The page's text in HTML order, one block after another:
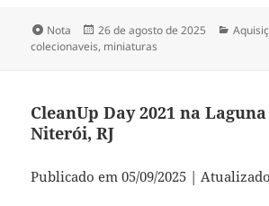
Formato
Nota
Publicado
em
26 de agosto de 2025
colecionaveis, miniaturas
CleanUp Day 2021 na
Niterói, RJ
Publicado em 05/09/2025 |